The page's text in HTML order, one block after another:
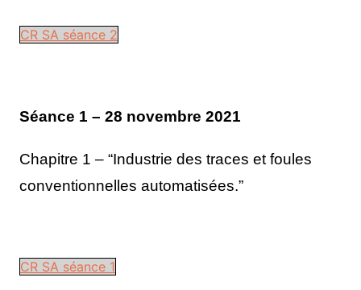
CR SA séance 2
Séance 1 – 28 novembre 2021
Chapitre 1 – “Industrie des traces et foules
conventionnelles automatisées.”
CR SA séance 1